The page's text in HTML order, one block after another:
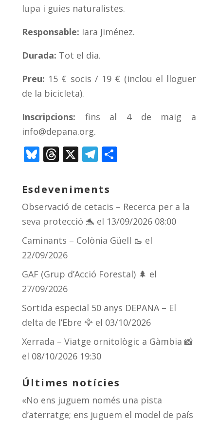
lupa i guies naturalistes.
Responsable: Iara Jiménez.
Durada: Tot el dia.
Preu: 15 € socis / 19 € (inclou el lloguer
de la bicicleta).
Inscripcions: fins al 4 de maig a
info@depana.org.
Bl
e
sk
y
T
re
a
d
s
X T
e
gr
a
m
C
p
ar
te
ix
Esdeveniments
Observació de cetacis – Recerca per a la
seva protecció 🐬 el 13/09/2026 08:00
Caminants – Colònia Güell 🥾 el
22/09/2026
GAF (Grup d’Acció Forestal) 🌲 el
27/09/2026
Sortida especial 50 anys DEPANA – El
delta de l’Ebre 🦅 el 03/10/2026
Xerrada – Viatge ornitològic a Gàmbia 📸
el 08/10/2026 19:30
Últimes notícies
«No ens juguem només una pista
d’aterratge; ens juguem el model de país